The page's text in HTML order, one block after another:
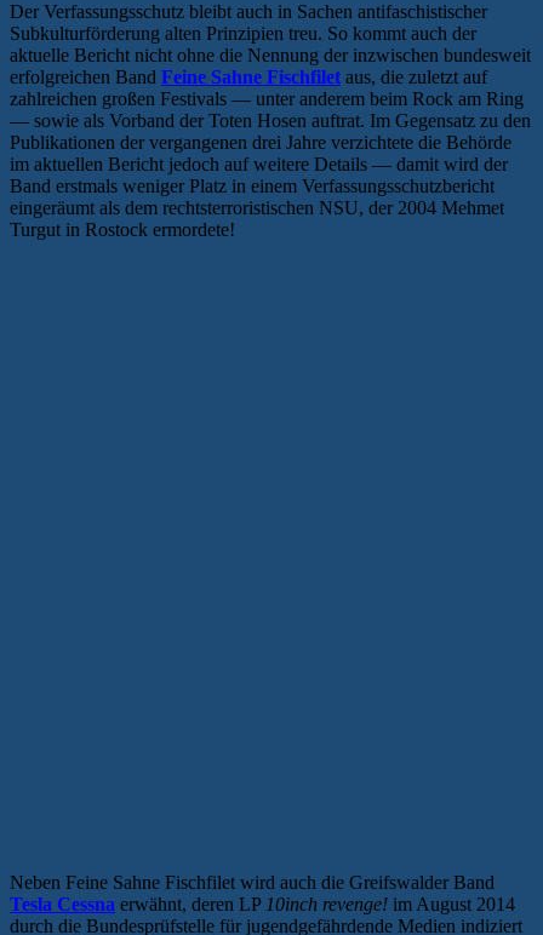
Der Verfassungsschutz bleibt auch in Sachen antifaschistischer
Subkulturförderung alten Prinzipien treu. So kommt auch der
aktuelle Bericht nicht ohne die Nennung der inzwischen bundesweit
erfolgreichen Band Feine Sahne Fischfilet aus, die zuletzt auf
zahlreichen großen Festivals — unter anderem beim Rock am Ring
— sowie als Vorband der Toten Hosen auftrat. Im Gegensatz zu den
Publikationen der vergangenen drei Jahre verzichtete die Behörde
im aktuellen Bericht jedoch auf weitere Details — damit wird der
Band erstmals weniger Platz in einem Verfassungsschutzbericht
eingeräumt als dem rechtsterroristischen NSU, der 2004 Mehmet
Turgut in Rostock ermordete!
Neben Feine Sahne Fischfilet wird auch die Greifswalder Band
Tesla Cessna erwähnt, deren LP 10inch revenge! im August 2014
durch die Bundesprüfstelle für jugendgefährdende Medien indiziert